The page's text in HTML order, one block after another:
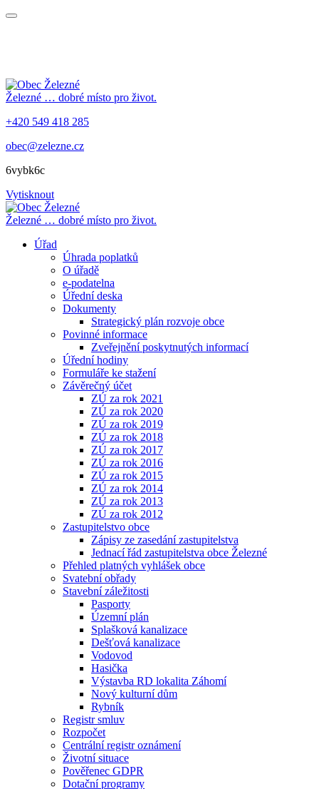
Železné … dobré místo pro život.
+420 549 418 285
obec@zelezne.cz
6vybk6c
Vytisknout
Železné … dobré místo pro život.
Úřad
Úhrada poplatků
O úřadě
e-podatelna
Úřední deska
Dokumenty
Strategický plán rozvoje obce
Povinné informace
Zveřejnění poskytnutých informací
Úřední hodiny
Formuláře ke stažení
Závěrečný účet
ZÚ za rok 2021
ZÚ za rok 2020
ZÚ za rok 2019
ZÚ za rok 2018
ZÚ za rok 2017
ZÚ za rok 2016
ZÚ za rok 2015
ZÚ za rok 2014
ZÚ za rok 2013
ZÚ za rok 2012
Zastupitelstvo obce
Zápisy ze zasedání zastupitelstva
Jednací řád zastupitelstva obce Železné
Přehled platných vyhlášek obce
Svatební obřady
Stavební záležitosti
Pasporty
Územní plán
Splašková kanalizace
Dešťová kanalizace
Vodovod
Hasička
Výstavba RD lokalita Záhomí
Nový kulturní dům
Rybník
Registr smluv
Rozpočet
Centrální registr oznámení
Životní situace
Pověřenec GDPR
Dotační programy